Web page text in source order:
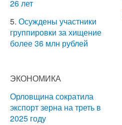
26 лет
5. Осуждены участники
группировки за хищение
более 36 млн рублей
ЭКОНОМИКА
Орловщина сократила
экспорт зерна на треть в
2025 году